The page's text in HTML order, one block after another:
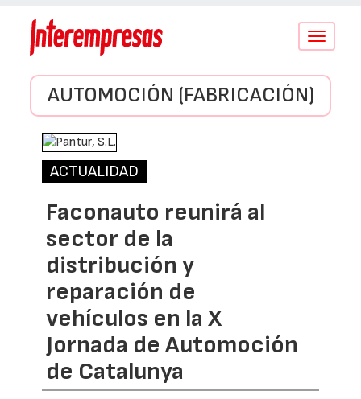
Conmutar
AUTOMOCIÓN (FABRICACIÓN)
ACTUALIDAD
Faconauto reunirá al
sector de la
distribución y
reparación de
vehículos en la X
Jornada de Automoción
de Catalunya